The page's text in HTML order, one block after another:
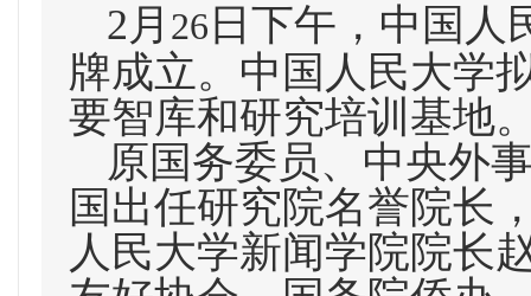
2 月 26 日 下午，中国人
牌成立。中国人民大学
要智库和研究培训基地
原国务委员、中央外
国出任研究院名誉院长
人民大学新闻学院院长